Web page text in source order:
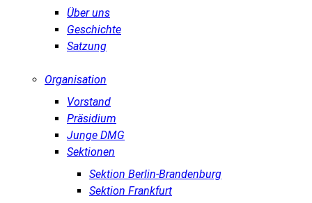
Über uns
Geschichte
Satzung
Organisation
Vorstand
Präsidium
Junge DMG
Sektionen
Sektion Berlin-Brandenburg
Sektion Frankfurt